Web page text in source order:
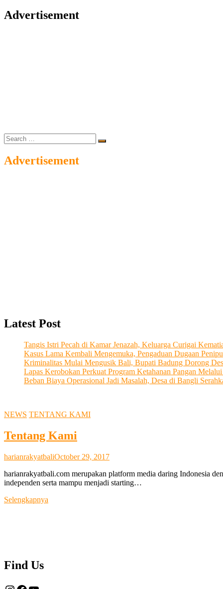
Advertisement
Search
…
Advertisement
Latest Post
Tangis Istri Pecah di Kamar Jenazah, Keluarga Curigai
Kasus Lama Kembali Mengemuka, Pengaduan Dugaan
Kriminalitas Mulai Mengusik Bali, Bupati Badung Dorong
Lapas Kerobokan Perkuat Program Ketahanan Pangan
Beban Biaya Operasional Jadi Masalah, Desa di Bangli
NEWS TENTANG KAMI
Tentang Kami
harianrakyatbaliOctober 29, 2017
harianrakyatbali.com merupakan platform media daring Indonesia
independen serta mampu menjadi starting…
Selengkapnya
Find Us